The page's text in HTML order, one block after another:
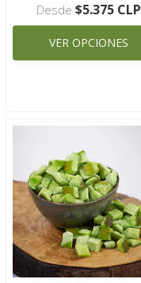
Desde $5.375 CLP
VER OPCIONES